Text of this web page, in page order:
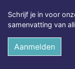
Schrijf je in voor
samenvatting van
Aanmelden